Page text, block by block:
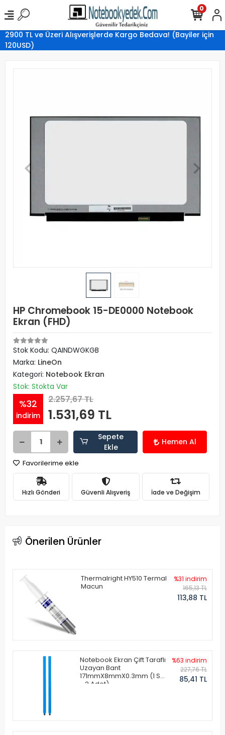
2900 TL ve Üzeri Alışverişlerde Kargo Bedava! (Bayiler için
120USD)
0
HP Chromebook 15-DE0000 Notebook
Ekran (FHD)
Stok Kodu: QAINDWGKGB
Marka: LineOn
Kategori: Notebook Ekran
Stok: Stokta Var
%32
indirim
2.257,67 TL
1.531,69 TL
Sepete
Ekle
Hemen Al
Favorilerime ekle
Hızlı Gönderi Güvenli Alışveriş İade ve Değişim
Önerilen Ürünler
Thermalright HY510 Termal
Macun
%31 indirim
165,13 TL
113,88 TL
Notebook Ekran Çift Taraflı
Uzayan Bant
171mmX8mmX0.3mm (1 Set
- 2 Adet)
%63 indirim
227,76 TL
85,41 TL